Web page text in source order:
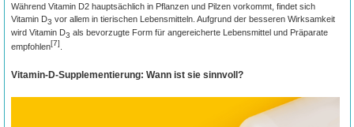
Während Vitamin D2 hauptsächlich in Pflanzen und Pilzen vorkommt, findet sich
Vitamin D3 vor allem in tierischen Lebensmitteln. Aufgrund der besseren Wirksamkeit
wird Vitamin D3 als bevorzugte Form für angereicherte Lebensmittel und Präparate
empfohlen[7]
Vitamin-D-Supplementierung: Wann ist sie sinnvoll?